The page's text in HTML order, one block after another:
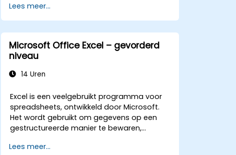
aanzienlijk tijd ten opzichte van de
gangbare methoden en stellen u in staat
taken kan uitvoeren.
Lees meer...
Microsoft Office Excel – gevorderd
niveau
14 Uren
Excel is een veelgebruikt programma voor
spreadsheets, ontwikkeld door Microsoft.
Het wordt gebruikt om gegevens op een
gestructureerde manier te bewaren,
enkele belangrijke kenmerken van Excel: 1.
Lees meer...